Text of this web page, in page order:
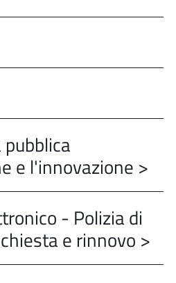
e l'innovazione >
- Polizia di
e rinnovo >